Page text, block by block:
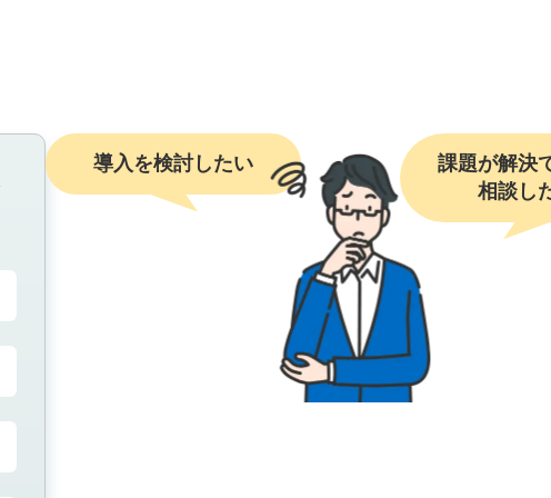
導入を検討したい
課題が解決
相談し